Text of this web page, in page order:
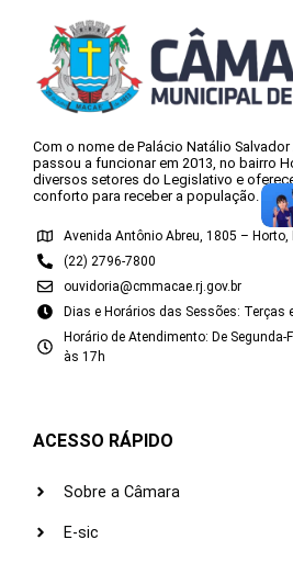
Com o nome de Palácio Natálio
passou a funcionar em 2013, no bairro
diversos setores do Legislativo e
conforto para receber a população.
Avenida Antônio Abreu, 1805 – Horto,
(22) 2796-7800
ouvidoria@cmmacae.rj.gov.br
Dias e Horários das Sessões: Terças
Horário de Atendimento: De Segunda-
às 17h
ACESSO RÁPIDO
Sobre a Câmara
E-sic